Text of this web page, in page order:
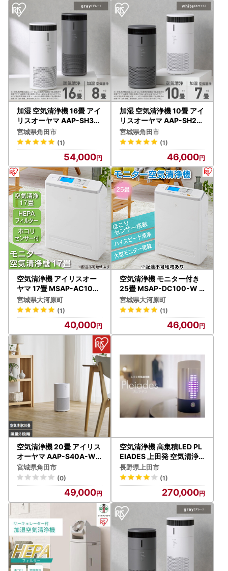
加湿 空気清浄機 16畳 アイ
リスオーヤマ AAP-SH30
B-H グレー ｜ 空気清浄機
宮城県角田市
(1)
54,000
加湿 空気清浄機 10畳 アイ
リスオーヤマ AAP-SH20
B-W ホワイト ｜ 空気清浄
機 花粉症
宮城県角田市
(1)
46,000
空気清浄機 アイリスオー
ヤマ 17畳 MSAP-AC100
空気清浄機
宮城県大河原町
(1)
40,000
空気清浄機 モニター付き
25畳 MSAP-DC100-W
アイリスオーヤマ 空気清
浄機
宮城県大河原町
(1)
46,000
空気清浄機 20畳 アイリス
オーヤマ AAP-S40A-W
ホワイト ｜ 空気清浄機
宮城県角田市
(0)
49,000
空気清浄機 高集積LED PL
EIADES 上田発 空気清浄
機
長野県上田市
(1)
270,000